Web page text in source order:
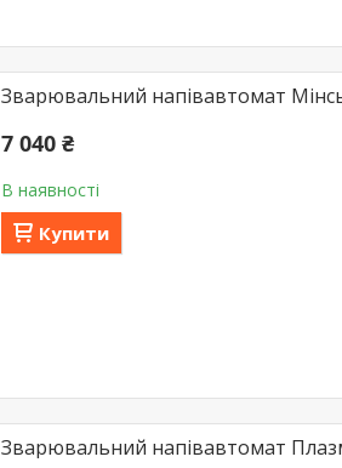
Зварювальний напівавтомат
7 040 ₴
В наявності
Купити
Зварювальний напівавтомат